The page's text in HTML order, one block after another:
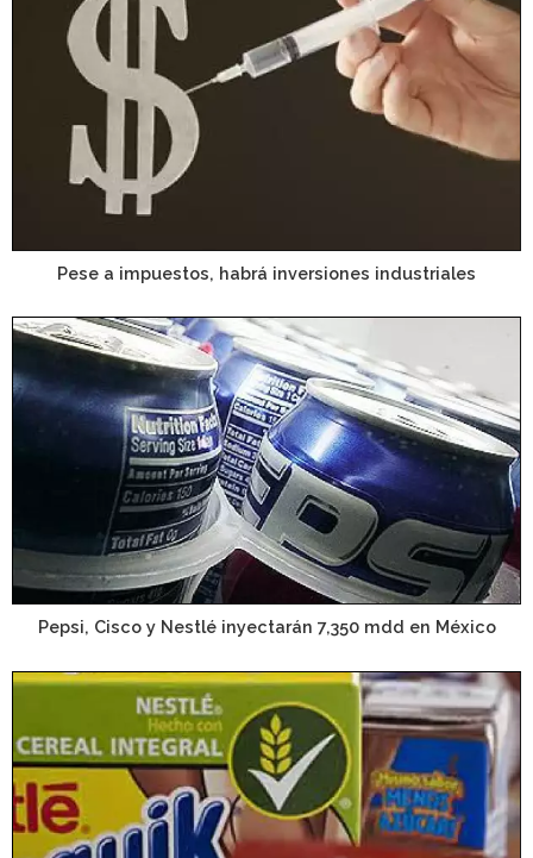
Pese a impuestos, habrá inversiones industriales
Pepsi, Cisco y Nestlé inyectarán 7,350 mdd en México